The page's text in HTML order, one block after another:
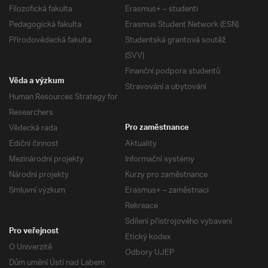
Filozofická fakulta
Pedagogická fakulta
Přírodovědecká fakulta
Erasmus+ – studenti
Erasmus Student Network (ESN)
Studentská grantová soutěž
(SVV)
Finanční podpora studentů
Stravování a ubytování
Věda a výzkum
Human Resources Strategy for
Researchers
Vědecká rada
Ediční činnost
Mezinárodní projekty
Národní projekty
Smluvní výzkum
Pro zaměstnance
Aktuality
Informační systémy
Kurzy pro zaměstnance
Erasmus+ – zaměstnaci
Rekreace
Sdílení přístrojového vybavení
Etický kodex
Odbory UJEP
Pro veřejnost
O Univerzitě
Dům umění Ústí nad Labem